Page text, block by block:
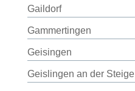
Gaildorf
Gammertingen
Geisingen
Geislingen an der Steige